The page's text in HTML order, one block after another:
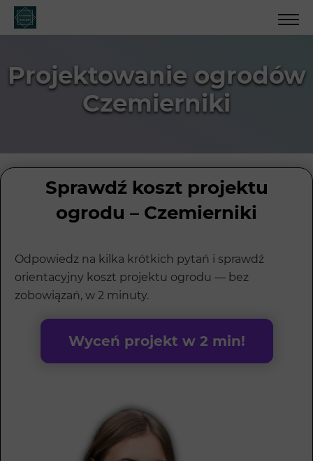
Projektowanie ogrodów
Czemierniki
Sprawdź koszt projektu
ogrodu – Czemierniki
Odpowiedz na kilka krótkich pytań i sprawdź
orientacyjny koszt projektu ogrodu — bez
zobowiązań, w 2 minuty.
Wyceń projekt w 2 min!